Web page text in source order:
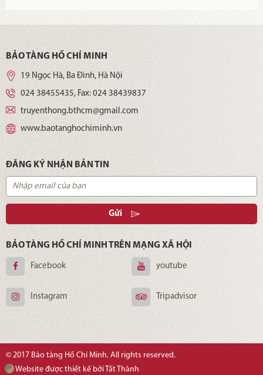
BẢO TÀNG HỒ CHÍ MINH
19 Ngọc Hà, Ba Đình, Hà Nội
024 38455435, Fax: 024 38439837
truyenthong.bthcm@gmail.com
www.baotanghochiminh.vn
ĐĂNG KÝ NHẬN BẢN TIN
Gửi
BẢO TÀNG HỒ CHÍ MINH TRÊN MẠNG XÃ HỘI
Facebook youtube
Instagram Tripadvisor
© 2017 Bảo tàng Hồ Chí Minh. All rights reserved.
Website được thiết kế bởi Tất Thành